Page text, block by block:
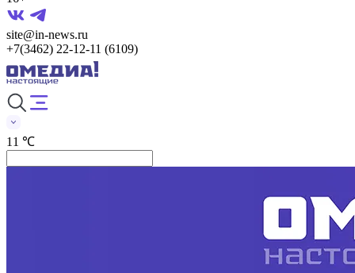
site@in-news.ru
+7(3462) 22-12-11 (6109)
11 ℃